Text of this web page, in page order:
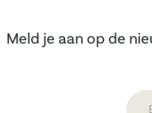
Meld je aan op de